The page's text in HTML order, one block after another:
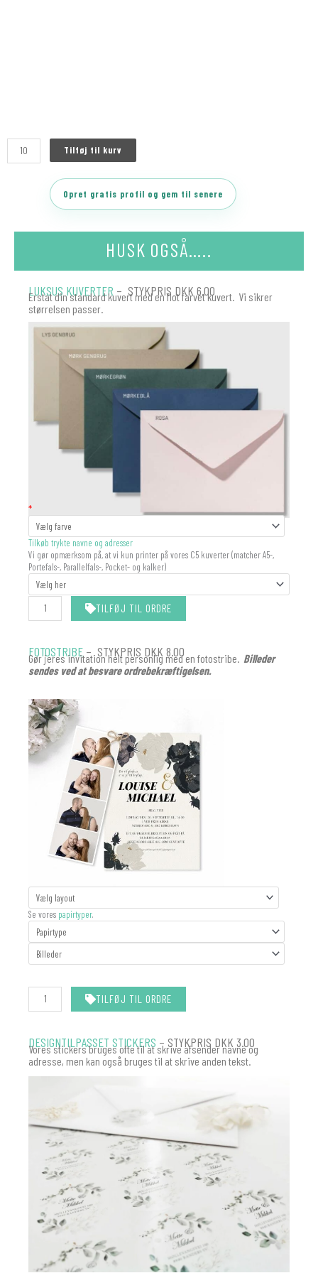
Tilføj til kurv
Opret gratis profil og gem til senere
HUSK OGSÅ…..
LUKSUS KUVERTER – STYKPRIS DKK 6.00
Erstat din standard kuvert med en flot farvet kuvert. Vi sikrer
størrelsen passer.
*
Tilkøb trykte navne og adresser
Vi gør opmærksom på, at vi kun printer på vores C5 kuverter (matcher A5-,
Portefals-, Parallelfals-, Pocket- og kalker)
KUVERT
antal
TILFØJ TIL ORDRE
FOTOSTRIBE – STYKPRIS DKK 8.00
Gør jeres invitation helt personlig med en fotostribe. Billeder
sendes ved at besvare ordrebekræftigelsen.
Se vores papirtyper.
FOTOSTRIBE
BRYLLUP
antal
TILFØJ TIL ORDRE
DESIGNTILPASSET STICKERS – STYKPRIS DKK 3.00
Vores stickers bruges ofte til at skrive afsender navne og
adresse, men kan også bruges til at skrive anden tekst.